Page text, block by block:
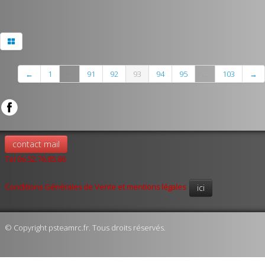
← 1 91 92 93 94 95 103 →
contact mail
Tel 06.52.76.85.86
Conditions Générales de Vente et mentions légales ici
© Copyright psteamrc.fr. Tous droits réservés.